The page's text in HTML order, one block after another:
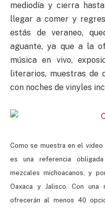
mediodía y cierra
llegar a comer y
estás de veraneo,
aguante, ya que a la
música en vivo,
literarios, muestras de
con noches de vinyles
Como se muestra en el
es una referencia
mezcales michoacanos, y
Oaxaca y Jalisco. Con una
ofrecerán al menos 40